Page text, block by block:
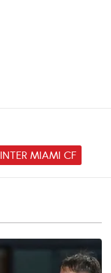
INTER MIAMI CF